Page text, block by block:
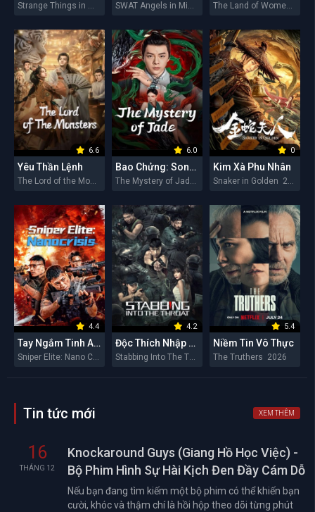
The Land of Women 2026
6.6
Yêu Thần Lệnh
The Lord of the Monsters 2026
6.0
Bao Chửng: Song Ngư Quỷ Sự
The Mystery of Jade 2026
0
Kim Xà Phu Nhân
Snaker in Golden 2026
4.4
Tay Ngắm Tinh Anh: Nguy Cơ Nano
4.2
Độc Thích Nhập Hầu
Stabbing Into The Throat 2026
5.4
Niềm Tin Vô Thực
The Truthers 2026
Tin tức mới XEM THÊM
16
THÁNG 12
Knockaround Guys (Giang Hồ Học Việc) -
Bộ Phim Hình Sự Hài Kịch Đen Đầy Cám Dỗ
Nếu bạn đang tìm kiếm một bộ phim có thể khiến bạn
cười, khóc và thậm chí là hồi hộp theo dõi từng phút